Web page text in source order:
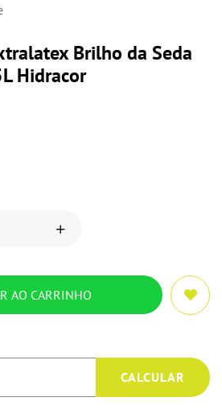
Brilho da Seda
Hidracor